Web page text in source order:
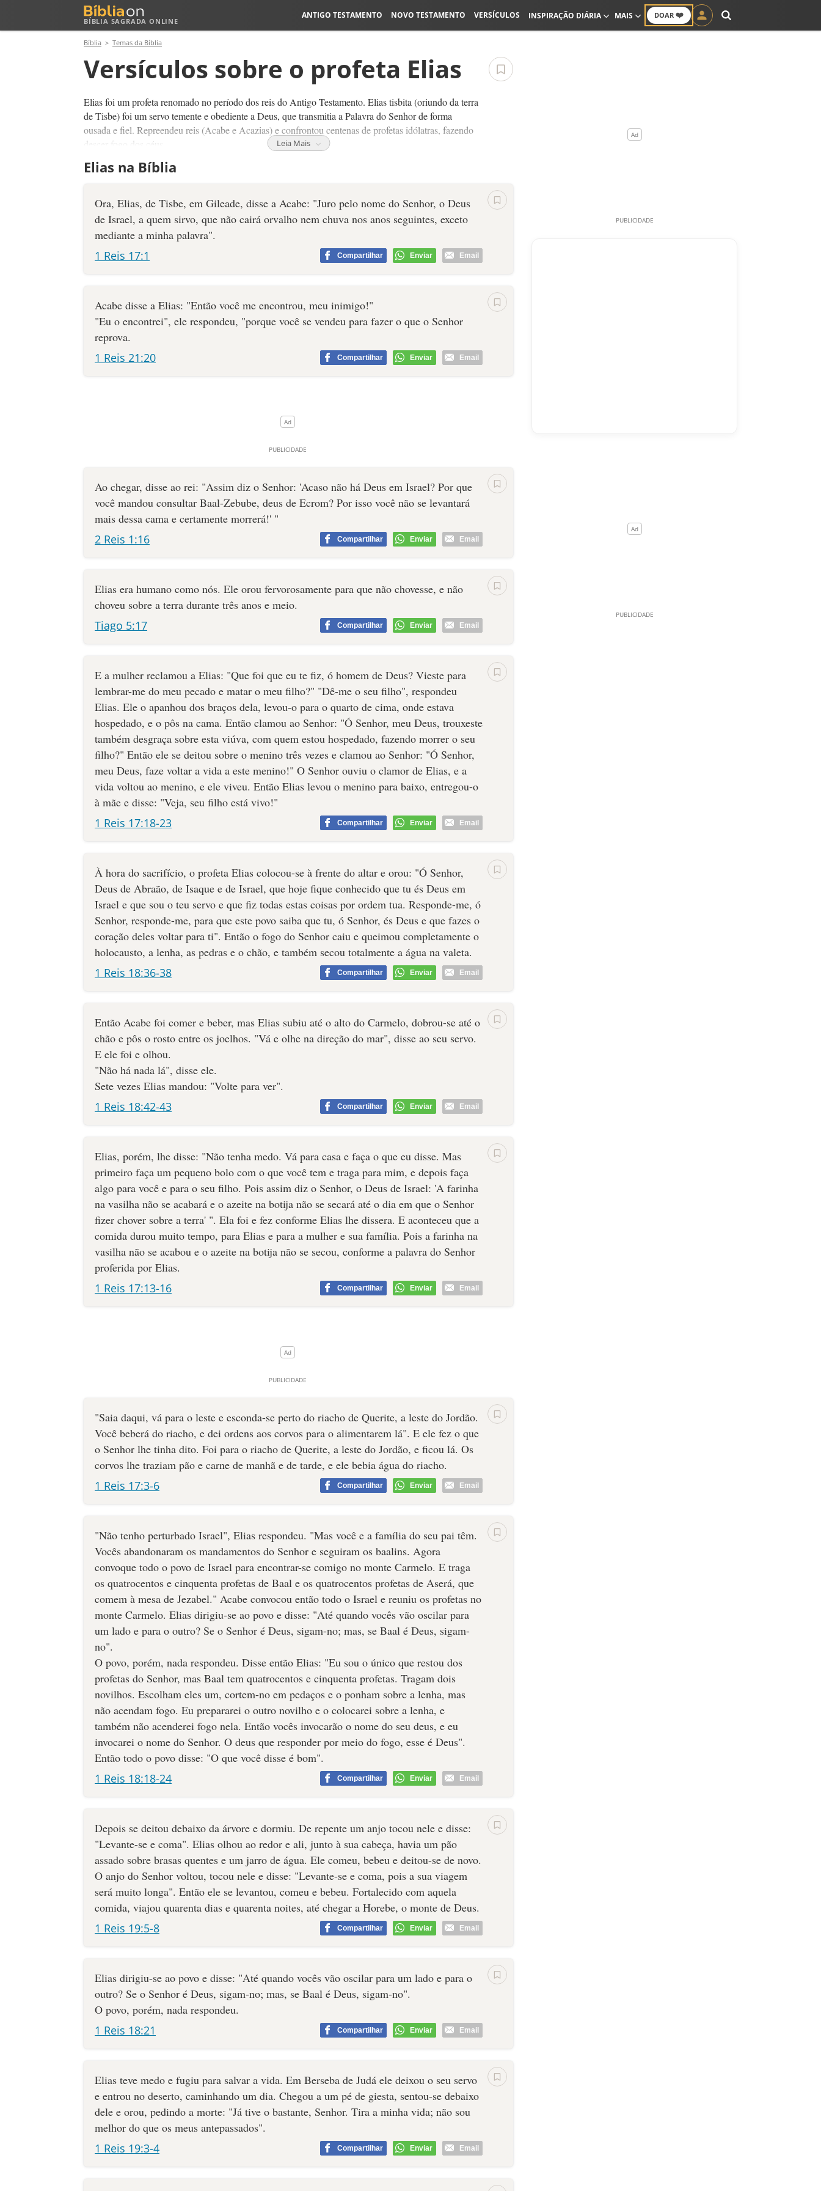
BÍBLIA SAGRADA ONLINE
DOAR ❤️
ANTIGO TESTAMENTO NOVO TESTAMENTO VERSÍCULOS INSPIRAÇÃO DIÁRIA MAIS
Bíblia Temas da Bíblia
Versículos sobre o profeta Elias
Elias foi um profeta renomado no período dos reis do Antigo Testamento. Elias tisbita (oriundo da terra
de Tisbe) foi um servo temente e obediente a Deus, que transmitia a Palavra do Senhor de forma
ousada e fiel. Repreendeu reis (Acabe e Acazias) e confrontou centenas de profetas idólatras, fazendo
descer fogo dos céus.
O conhecido "profeta do fogo" era bastante simples na sua aparência e no vestir, sendo um perfeito
Fatos importantes da vida de Elias:
Era poderoso na oração (Tiago 5:17, 1 Reis 17:22, 1 Reis 18:36-38, 18:42-43)
Elias foi sustentado por Deus de forma milagrosa através:
de um anjo do Senhor (1 Reis 19:5-8)
Deus ressuscitou o filho da viúva através de Elias (1 Reis 17:18-23)
Propôs uma reforma religiosa dentre o povo de Israel, para abandonarem os falsos deuses e seguirem
somente ao Senhor (1 Reis 18:21)
Não era infalível - teve medo e deixou-se deprimir (1 Reis 19:3-4)
Leia Mais
Elias na Bíblia
Ora, Elias, de Tisbe, em Gileade, disse a Acabe: "Juro pelo nome do Senhor, o Deus
de Israel, a quem sirvo, que não cairá orvalho nem chuva nos anos seguintes, exceto
mediante a minha palavra".
1 Reis 17:1
Compartilhar Enviar Email
Acabe disse a Elias: "Então você me encontrou, meu inimigo!"
"Eu o encontrei", ele respondeu, "porque você se vendeu para fazer o que o Senhor
reprova.
1 Reis 21:20
Compartilhar Enviar Email
Ao chegar, disse ao rei: "Assim diz o Senhor: 'Acaso não há Deus em Israel? Por que
você mandou consultar Baal-Zebube, deus de Ecrom? Por isso você não se levantará
mais dessa cama e certamente morrerá!' "
2 Reis 1:16
Compartilhar Enviar Email
Elias era humano como nós. Ele orou fervorosamente para que não chovesse, e não
choveu sobre a terra durante três anos e meio.
Tiago 5:17
Compartilhar Enviar Email
E a mulher reclamou a Elias: "Que foi que eu te fiz, ó homem de Deus? Vieste para
lembrar-me do meu pecado e matar o meu filho?" "Dê-me o seu filho", respondeu
Elias. Ele o apanhou dos braços dela, levou-o para o quarto de cima, onde estava
hospedado, e o pôs na cama. Então clamou ao Senhor: "Ó Senhor, meu Deus, trouxeste
também desgraça sobre esta viúva, com quem estou hospedado, fazendo morrer o seu
filho?" Então ele se deitou sobre o menino três vezes e clamou ao Senhor: "Ó Senhor,
meu Deus, faze voltar a vida a este menino!" O Senhor ouviu o clamor de Elias, e a
vida voltou ao menino, e ele viveu. Então Elias levou o menino para baixo, entregou-o
à mãe e disse: "Veja, seu filho está vivo!"
1 Reis 17:18-23
Compartilhar Enviar Email
À hora do sacrifício, o profeta Elias colocou-se à frente do altar e orou: "Ó Senhor,
Deus de Abraão, de Isaque e de Israel, que hoje fique conhecido que tu és Deus em
Israel e que sou o teu servo e que fiz todas estas coisas por ordem tua. Responde-me, ó
Senhor, responde-me, para que este povo saiba que tu, ó Senhor, és Deus e que fazes o
coração deles voltar para ti". Então o fogo do Senhor caiu e queimou completamente o
holocausto, a lenha, as pedras e o chão, e também secou totalmente a água na valeta.
1 Reis 18:36-38
Compartilhar Enviar Email
Então Acabe foi comer e beber, mas Elias subiu até o alto do Carmelo, dobrou-se até o
chão e pôs o rosto entre os joelhos. "Vá e olhe na direção do mar", disse ao seu servo.
E ele foi e olhou.
"Não há nada lá", disse ele.
Sete vezes Elias mandou: "Volte para ver".
1 Reis 18:42-43
Compartilhar Enviar Email
Elias, porém, lhe disse: "Não tenha medo. Vá para casa e faça o que eu disse. Mas
primeiro faça um pequeno bolo com o que você tem e traga para mim, e depois faça
algo para você e para o seu filho. Pois assim diz o Senhor, o Deus de Israel: 'A farinha
na vasilha não se acabará e o azeite na botija não se secará até o dia em que o Senhor
fizer chover sobre a terra' ". Ela foi e fez conforme Elias lhe dissera. E aconteceu que a
comida durou muito tempo, para Elias e para a mulher e sua família. Pois a farinha na
vasilha não se acabou e o azeite na botija não se secou, conforme a palavra do Senhor
proferida por Elias.
1 Reis 17:13-16
Compartilhar Enviar Email
"Saia daqui, vá para o leste e esconda-se perto do riacho de Querite, a leste do Jordão.
Você beberá do riacho, e dei ordens aos corvos para o alimentarem lá". E ele fez o que
o Senhor lhe tinha dito. Foi para o riacho de Querite, a leste do Jordão, e ficou lá. Os
corvos lhe traziam pão e carne de manhã e de tarde, e ele bebia água do riacho.
1 Reis 17:3-6
Compartilhar Enviar Email
"Não tenho perturbado Israel", Elias respondeu. "Mas você e a família do seu pai têm.
Vocês abandonaram os mandamentos do Senhor e seguiram os baalins. Agora
convoque todo o povo de Israel para encontrar-se comigo no monte Carmelo. E traga
os quatrocentos e cinquenta profetas de Baal e os quatrocentos profetas de Aserá, que
comem à mesa de Jezabel." Acabe convocou então todo o Israel e reuniu os profetas no
monte Carmelo. Elias dirigiu-se ao povo e disse: "Até quando vocês vão oscilar para
um lado e para o outro? Se o Senhor é Deus, sigam-no; mas, se Baal é Deus, sigam-
no".
O povo, porém, nada respondeu. Disse então Elias: "Eu sou o único que restou dos
profetas do Senhor, mas Baal tem quatrocentos e cinquenta profetas. Tragam dois
novilhos. Escolham eles um, cortem-no em pedaços e o ponham sobre a lenha, mas
não acendam fogo. Eu prepararei o outro novilho e o colocarei sobre a lenha, e
também não acenderei fogo nela. En­tão vocês invocarão o nome do seu deus, e eu
invocarei o nome do Senhor. O deus que responder por meio do fogo, esse é Deus".
Então todo o povo disse: "O que você disse é bom".
1 Reis 18:18-24
Compartilhar Enviar Email
Depois se deitou debaixo da árvore e dormiu. De repente um anjo tocou nele e disse:
"Levante-se e coma". Elias olhou ao redor e ali, junto à sua cabeça, havia um pão
assado sobre brasas quentes e um jarro de água. Ele comeu, bebeu e deitou-se de novo.
O anjo do Senhor voltou, tocou nele e disse: "Levante-se e coma, pois a sua viagem
será muito longa". Então ele se levantou, comeu e bebeu. Fortalecido com aquela
comida, viajou quarenta dias e quarenta noites, até chegar a Horebe, o monte de Deus.
1 Reis 19:5-8
Compartilhar Enviar Email
Elias dirigiu-se ao povo e disse: "Até quando vocês vão oscilar para um lado e para o
outro? Se o Senhor é Deus, sigam-no; mas, se Baal é Deus, sigam-no".
O povo, porém, nada respondeu.
1 Reis 18:21
Compartilhar Enviar Email
Elias teve medo e fugiu para salvar a vida. Em Berseba de Judá ele deixou o seu servo
e entrou no deserto, caminhando um dia. Chegou a um pé de giesta, sentou-se debaixo
dele e orou, pedindo a morte: "Já tive o bastante, Senhor. Tira a minha vida; não sou
melhor do que os meus antepassados".
1 Reis 19:3-4
Compartilhar Enviar Email